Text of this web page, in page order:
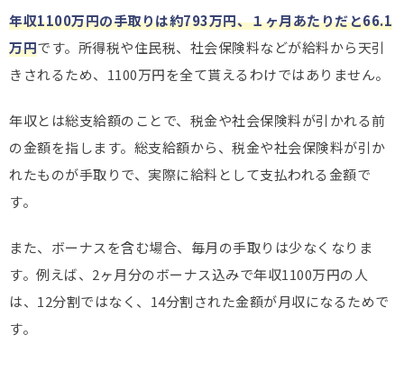
年収1100万円の手取りは約793万円、１ヶ月あたりだと66.1
万円です。所得税や住民税、社会保険料などが給料から天引
きされるため、1100万円を全て貰えるわけではありません。
年収とは総支給額のことで、税金や社会保険料が引かれる前
の金額を指します。総支給額から、税金や社会保険料が引か
れたものが手取りで、実際に給料として支払われる金額で
す。
また、ボーナスを含む場合、毎月の手取りは少なくなりま
す。例えば、2ヶ月分のボーナス込みで年収1100万円の人
は、12分割ではなく、14分割された金額が月収になるためで
す。